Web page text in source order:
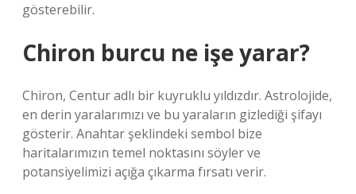
gösterebilir.
Chiron burcu ne işe yarar?
Chiron, Centur adlı bir kuyruklu yıldızdır. Astrolojide,
en derin yaralarımızı ve bu yaraların gizlediği şifayı
gösterir. Anahtar şeklindeki sembol bize
haritalarımızın temel noktasını söyler ve
potansiyelimizi açığa çıkarma fırsatı verir.